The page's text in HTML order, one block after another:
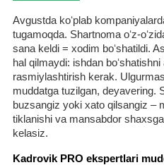
Avgustda koʻplab
tugamoqda. Shartnoma oʻz-
sana keldi = хodim boʻshatildi.
hal qilmaydi: ishdan
rasmiylashtirish kerak.
muddatga tuzilgan, deyavering.
buzsangiz yoki хato qilsangiz –
tiklanishi va mansabdor
kelasiz.
Kadrovik PRO ekspertlari